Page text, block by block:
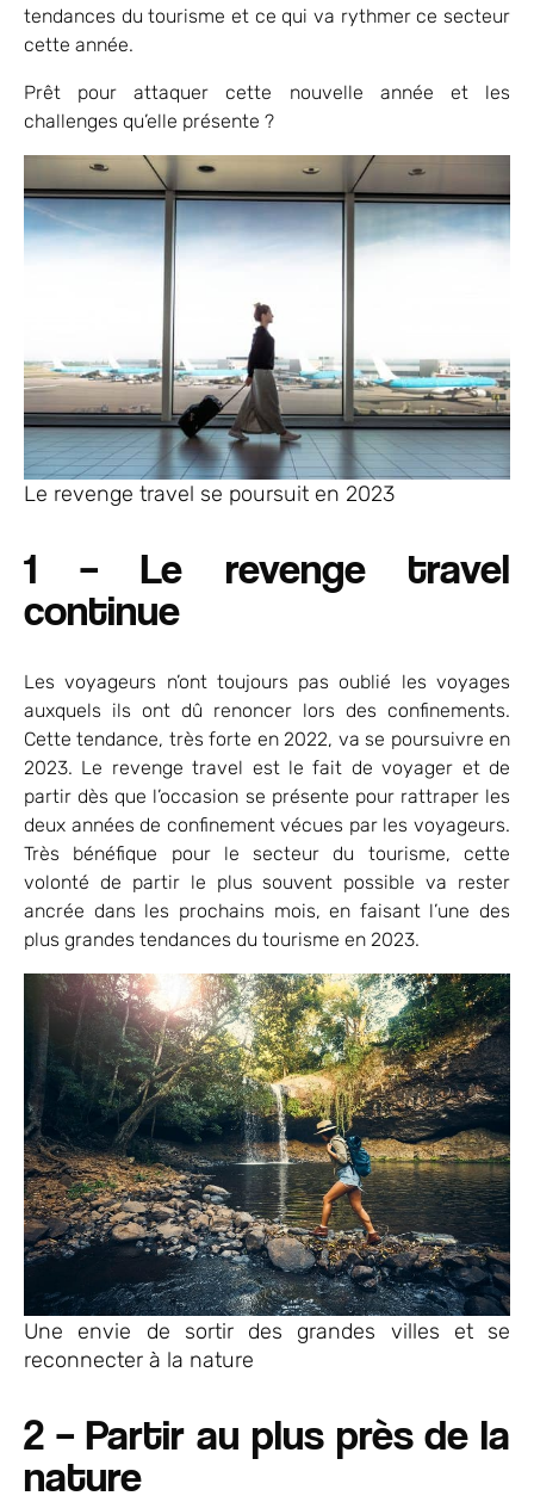
tendances du tourisme et ce qui va rythmer ce secteur
cette année.
Prêt pour attaquer cette nouvelle année et les
challenges qu’elle présente ?
Le revenge travel se poursuit en 2023
1 – Le revenge travel
continue
Les voyageurs n’ont toujours pas oublié les voyages
auxquels ils ont dû renoncer lors des confinements.
Cette tendance, très forte en 2022, va se poursuivre en
2023. Le revenge travel est le fait de voyager et de
partir dès que l’occasion se présente pour rattraper les
deux années de confinement vécues par les voyageurs.
Très bénéfique pour le secteur du tourisme, cette
volonté de partir le plus souvent possible va rester
ancrée dans les prochains mois, en faisant l’une des
plus grandes tendances du tourisme en 2023.
Une envie de sortir des grandes villes et se
reconnecter à la nature
2 – Partir au plus près de la
nature